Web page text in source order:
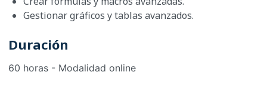
Gestionar gráficos y tablas avanzados.
Duración
60 horas - Modalidad online